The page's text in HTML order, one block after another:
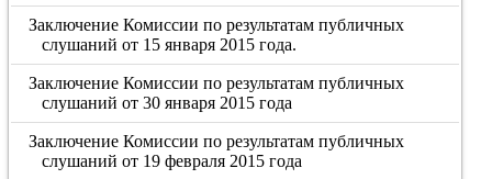
Заключение Комиссии по результатам публичных
слушаний от 15 января 2015 года.
Заключение Комиссии по результатам публичных
слушаний от 30 января 2015 года
Заключение Комиссии по результатам публичных
слушаний от 19 февраля 2015 года